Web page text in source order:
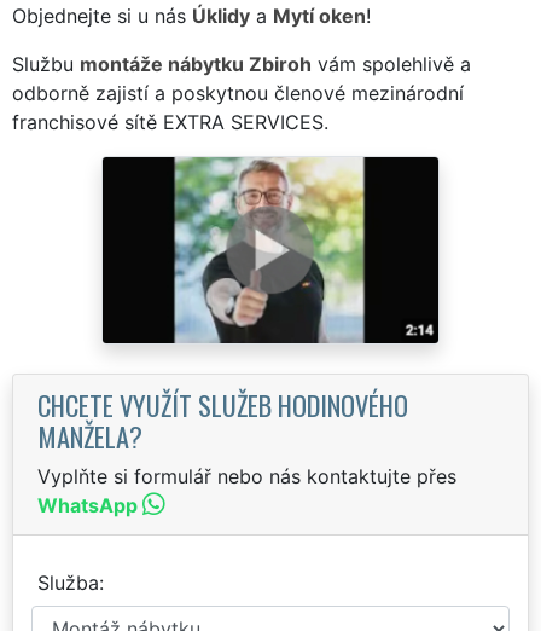
Objednejte si u nás Úklidy a Mytí oken!
Službu montáže nábytku Zbiroh vám spolehlivě a
odborně zajistí a poskytnou členové mezinárodní
franchisové sítě EXTRA SERVICES.
CHCETE VYUŽÍT SLUŽEB HODINOVÉHO
MANŽELA?
Vyplňte si formulář nebo nás kontaktujte přes
WhatsApp
Služba